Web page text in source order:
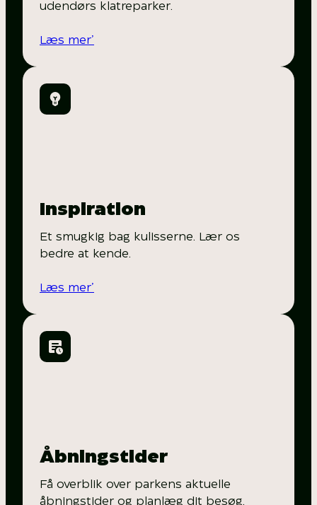
udendørs klatreparker.
Læs mer’
Inspiration
Et smugkig bag kulisserne. Lær os
bedre at kende.
Læs mer’
Åbningstider
Få overblik over parkens aktuelle
åbningstider og planlæg dit besøg.